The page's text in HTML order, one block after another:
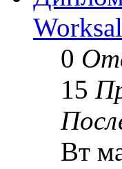
0
15
Вт